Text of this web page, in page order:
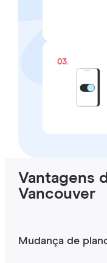
03.
Vantagens
Vancouver
Mudança de